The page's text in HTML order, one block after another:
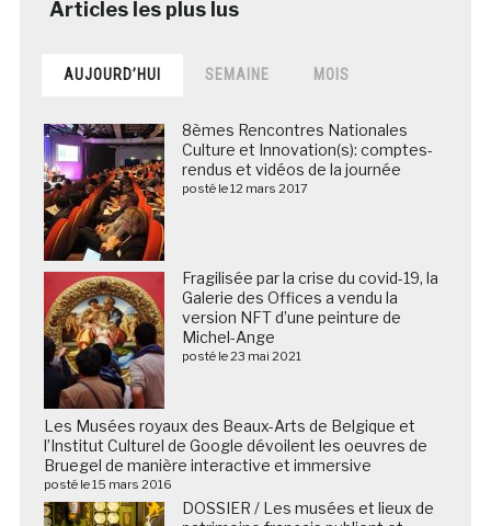
AUJOURD’HUI SEMAINE MOIS
8èmes Rencontres Nationales
Culture et Innovation(s): comptes-
rendus et vidéos de la journée
posté le 12 mars 2017
Fragilisée par la crise du covid-19, la
Galerie des Offices a vendu la
version NFT d’une peinture de
Michel-Ange
posté le 23 mai 2021
Les Musées royaux des Beaux-Arts de Belgique et
l’Institut Culturel de Google dévoilent les oeuvres de
Bruegel de manière interactive et immersive
posté le 15 mars 2016
DOSSIER / Les musées et lieux de